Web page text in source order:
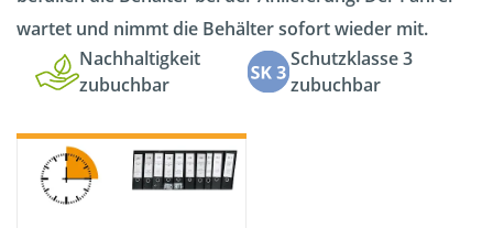
wartet und nimmt die Behälter sofort wieder mit.
Nachhaltigkeit
zubuchbar
Schutzklasse 3
zubuchbar